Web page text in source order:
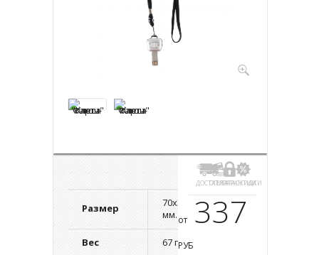
Размер
70х37х7
мм.
Вес 67 г.
ДОСТАВКА
ОПЛАТАГАРАНТИИ
СКИДКИ
от 337
РУБ